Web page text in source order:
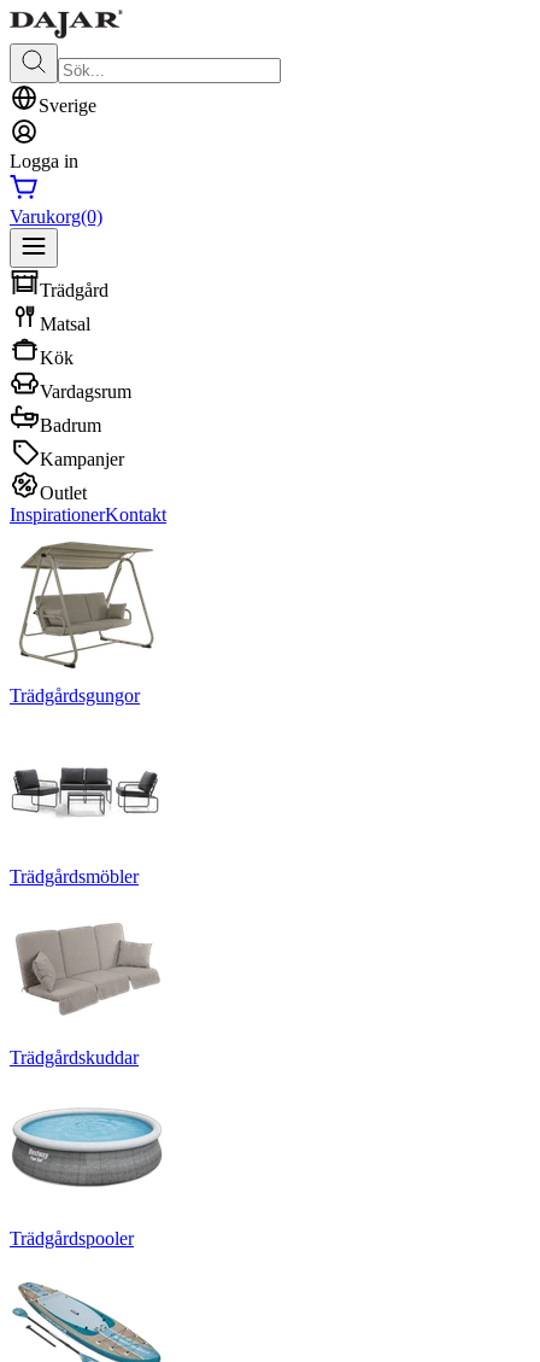
Sverige
Logga in
Varukorg(0)
Trädgård
Matsal
Kök
Vardagsrum
Badrum
Kampanjer
Outlet
InspirationerKontakt
Trädgårdsgungor
Trädgårdsmöbler
Trädgårdskuddar
Trädgårdspooler